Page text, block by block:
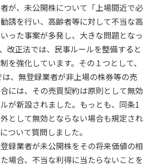
が、未公開株について「上場間近で必
誘を行い、高齢者等に対して不当な高
った事案が多発し、大きな問題となっ
改正法では、民事ルールを整備すると
を強化しています。その１つとして、
、無登録業者が非上場の株券等の売
には、その売買契約は原則として無効
が新設されました。もっとも、同条1
として無効とならない場合も規定され
ついて質問しました。
録業者が未公開株をその将来価値の相
場合、不当な利得に当たらないことを